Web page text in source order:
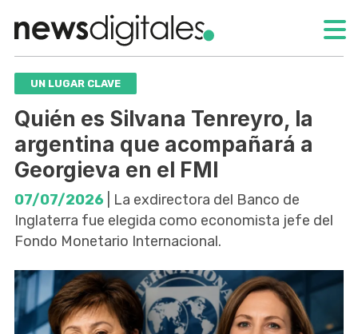
UN LUGAR CLAVE
Quién es Silvana Tenreyro, la
argentina que acompañará a
Georgieva en el FMI
07/07/2026 | La exdirectora del Banco de
Inglaterra fue elegida como economista jefe del
Fondo Monetario Internacional.